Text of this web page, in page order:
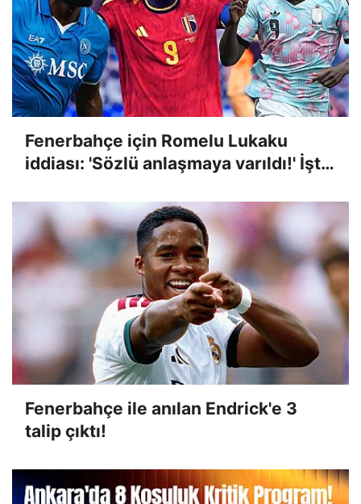
Fenerbahçe için Romelu Lukaku
iddiası: 'Sözlü anlaşmaya varıldı!' İşte
Fenerbahçe ile anılan Endrick'e 3
talip çıktı!